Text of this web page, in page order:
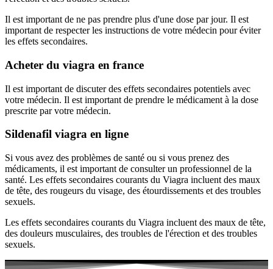
Il est important de ne pas prendre plus d'une dose par jour. Il est
important de respecter les instructions de votre médecin pour éviter
les effets secondaires.
Acheter du viagra en france
Il est important de discuter des effets secondaires potentiels avec
votre médecin. Il est important de prendre le médicament à la dose
prescrite par votre médecin.
Sildenafil viagra en ligne
Si vous avez des problèmes de santé ou si vous prenez des
médicaments, il est important de consulter un professionnel de la
santé. Les effets secondaires courants du Viagra incluent des maux
de tête, des rougeurs du visage, des étourdissements et des troubles
sexuels.
Les effets secondaires courants du Viagra incluent des maux de tête,
des douleurs musculaires, des troubles de l'érection et des troubles
sexuels.